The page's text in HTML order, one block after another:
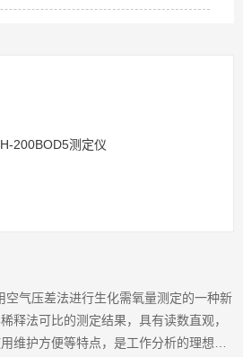
空气压差法进行生化需氧量测定的一种新
释法可比的测定结果，具有读数直观，
维护方便等特点，是工作分析的理想工